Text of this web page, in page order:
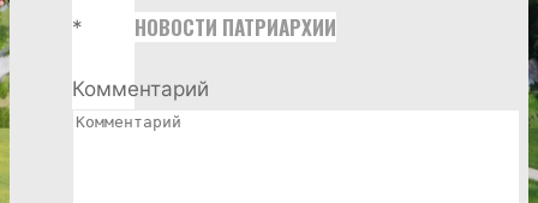
*
Комментарий
НОВОСТИ ПАТРИАРХИИ